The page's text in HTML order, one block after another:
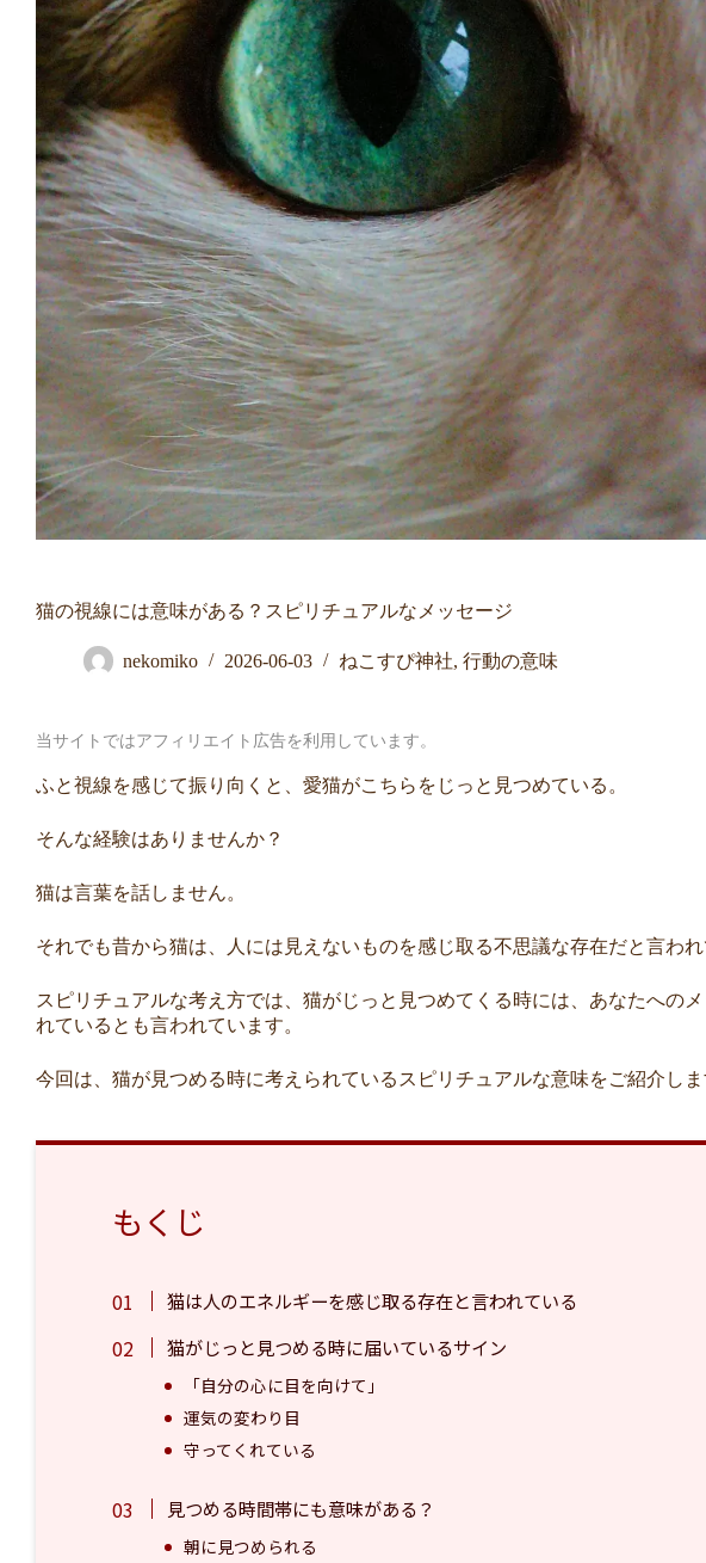
猫の視線には意味がある？スピリチュアルなメッセージ
nekomiko 2026-06-03 ねこすぴ神社, 行動の意味
当サイトではアフィリエイト広告を利用しています。
ふと視線を感じて振り向くと、愛猫がこちらをじっと見つめている。
そんな経験はありませんか？
猫は言葉を話しません。
それでも昔から猫は、人には見えないものを感じ取る不思議な存在だと言われ
スピリチュアルな考え方では、猫がじっと見つめてくる時には、あなたへの
れているとも言われています。
今回は、猫が見つめる時に考えられているスピリチュアルな意味をご紹介しま
もくじ
猫は人のエネルギーを感じ取る存在と言われている
猫がじっと見つめる時に届いているサイン
「自分の心に目を向けて」
運気の変わり目
守ってくれている
見つめる時間帯にも意味がある？
朝に見つめられる